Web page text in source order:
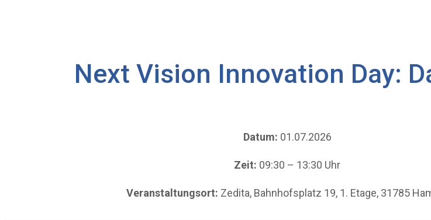
Next Vision Innovation Day:
Datum: 01.07.2026
Zeit: 09:30 – 13:30 Uhr
Veranstaltungsort: Zedita, Bahnhofsplatz 19, 1. Etage, 31785